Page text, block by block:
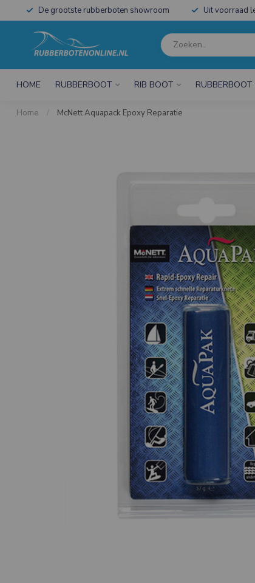
De grootste rubberboten showroom Uit voorraad
HOME RUBBERBOOT RIB BOOT RUBBERBOOT
Home / McNett Aquapack Epoxy Reparatie